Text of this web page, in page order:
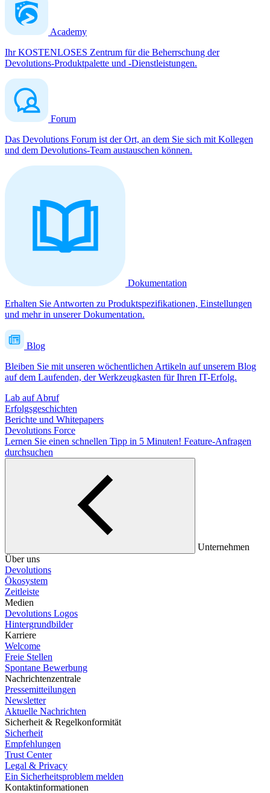
Academy
Ihr KOSTENLOSES Zentrum für die Beherrschung der
Devolutions-Produktpalette und -Dienstleistungen.
Forum
Das Devolutions Forum ist der Ort, an dem Sie sich mit Kollegen
und dem Devolutions-Team austauschen können.
Dokumentation
Erhalten Sie Antworten zu Produktspezifikationen, Einstellungen
und mehr in unserer Dokumentation.
Blog
Bleiben Sie mit unseren wöchentlichen Artikeln auf unserem Blog
auf dem Laufenden, der Werkzeugkasten für Ihren IT-Erfolg.
Lab auf Abruf
Erfolgsgeschichten
Berichte und Whitepapers
Devolutions Force
Lernen Sie einen schnellen Tipp in 5 Minuten! Feature-Anfragen
durchsuchen
Unternehmen
Über uns
Devolutions
Ökosystem
Zeitleiste
Medien
Devolutions Logos
Hintergrundbilder
Karriere
Welcome
Freie Stellen
Spontane Bewerbung
Nachrichtenzentrale
Pressemitteilungen
Newsletter
Aktuelle Nachrichten
Sicherheit & Regelkonformität
Sicherheit
Empfehlungen
Trust Center
Legal & Privacy
Ein Sicherheitsproblem melden
Kontaktinformationen